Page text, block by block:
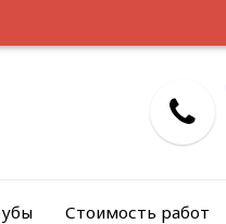
Стоимость работ